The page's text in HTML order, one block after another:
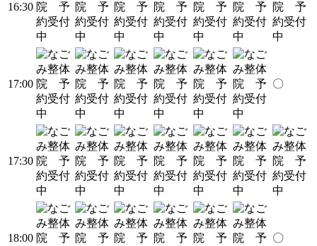
16:30
17:00 〇
17:30
18:00 〇